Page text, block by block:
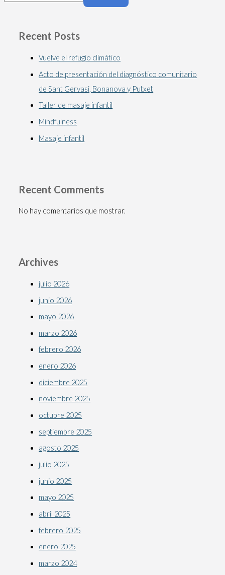
Recent Posts
Vuelve el refugio climático
Acto de presentación del diagnóstico comunitario
de Sant Gervasi, Bonanova y Putxet
Taller de masaje infantil
Mindfulness
Masaje infantil
Recent Comments
No hay comentarios que mostrar.
Archives
julio 2026
junio 2026
mayo 2026
marzo 2026
febrero 2026
enero 2026
diciembre 2025
noviembre 2025
octubre 2025
septiembre 2025
agosto 2025
julio 2025
junio 2025
mayo 2025
abril 2025
febrero 2025
enero 2025
marzo 2024